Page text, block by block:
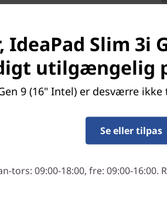
IdeaPad Slim 3i
utilgængelig
9 (16" Intel) er desværre
Se eller tilpas
tors: 09:00-18:00, fre: 09:00-16:00.